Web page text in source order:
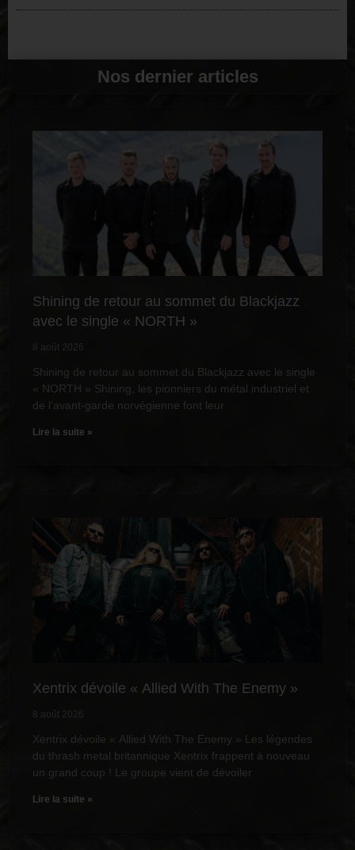
Nos dernier articles
Shining de retour au sommet du Blackjazz
avec le single « NORTH »
8 août 2026
Shining de retour au sommet du Blackjazz avec le single
« NORTH » Shining, les pionniers du métal industriel et
de l’avant-garde norvégienne font leur
Lire la suite »
Xentrix dévoile « Allied With The Enemy »
8 août 2026
Xentrix dévoile « Allied With The Enemy » Les légendes
du thrash metal britannique Xentrix frappent à nouveau
un grand coup ! Le groupe vient de dévoiler
Lire la suite »